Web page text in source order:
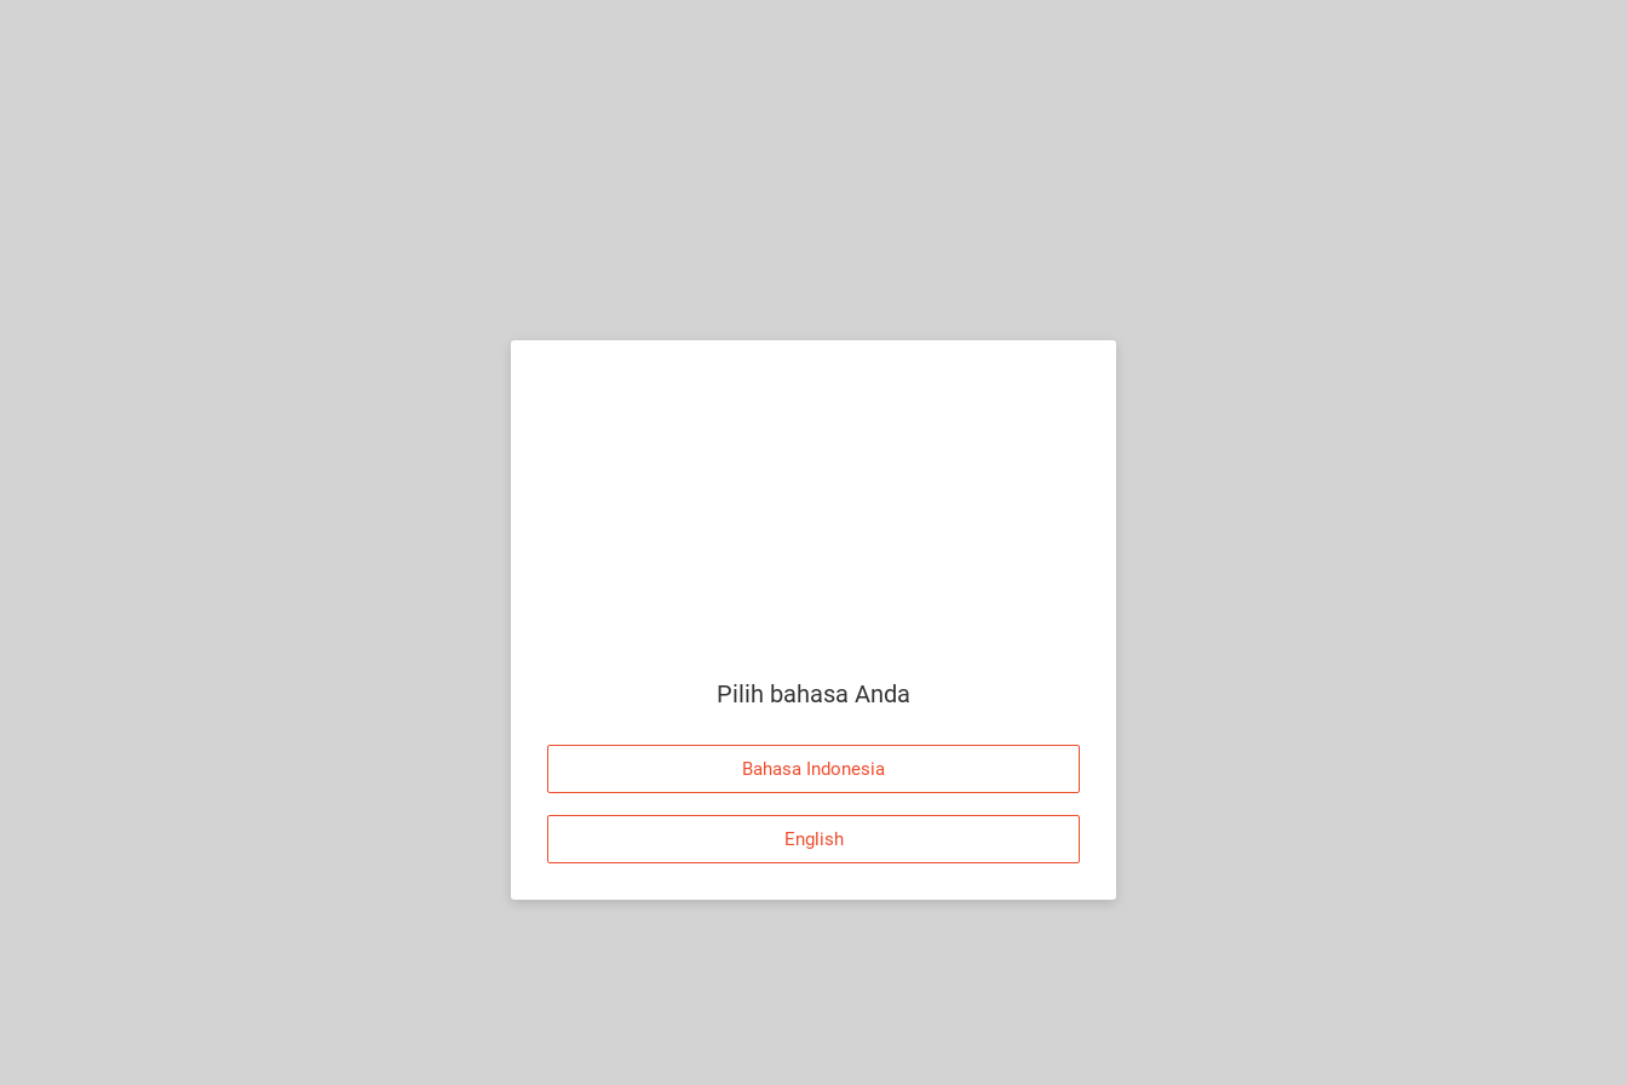
Pilih bahasa Anda
Bahasa Indonesia
English